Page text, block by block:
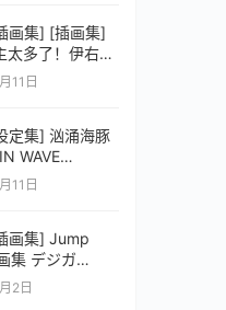
画集] [插画集]
太多了！伊右群
11日
定集] 汹涌海豚
WAVE
VISUAL
11日
画集] Jump
集 デジガ
2日